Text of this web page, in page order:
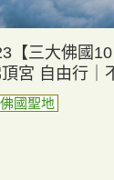
【三大佛國10
宮 自由行｜
國聖地